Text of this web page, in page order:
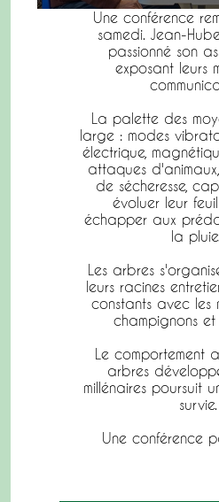
Une conférence
samedi. Jean-
passionné son
exposant leurs
La palette des
large : modes
électrique,
attaques
de sécheresse,
évoluer leur
échapper aux
la
Les arbres
leurs racines
constants avec les
champignons
Le comportement
arbres
millénaires poursuit
survie.
Une conférence